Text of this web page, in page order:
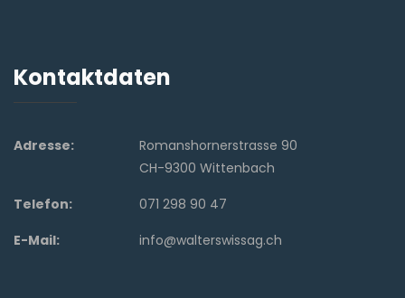
Kontaktdaten
Adresse:
Romanshornerstrasse 90
CH-9300 Wittenbach
Telefon:
071 298 90 47
E-Mail:
info@walterswissag.ch